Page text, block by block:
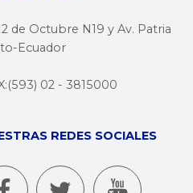
de Octubre N19 y Av. Patria
Ecuador
02 - 3815000
REDES SOCIALES